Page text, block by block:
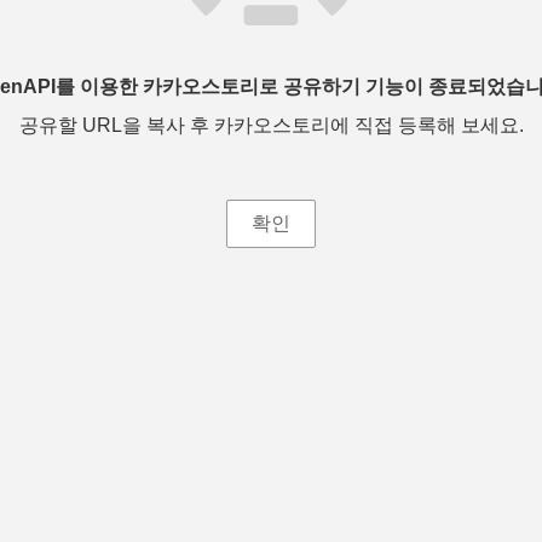
를 이용한 카카오스토리로 공유하기 기능이 종료되었습
공유할 URL을 복사 후 카카오스토리에 직접 등록해 보세요.
확인